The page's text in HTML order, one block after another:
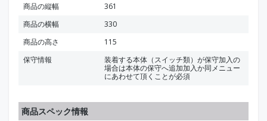
商品の縦幅
361
商品の横幅
330
商品の高さ
115
保守情報
装着する本体（スイッチ類）が保守加入の
場合は本体の保守へ追加加入か同メニュー
にあわせて頂くことが必須
商品スペック情報